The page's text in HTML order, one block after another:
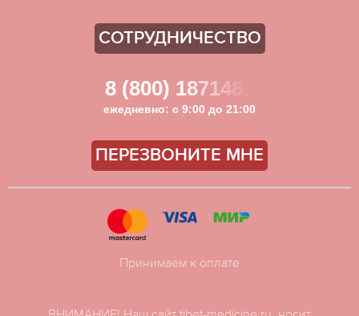
СОТРУДНИЧЕСТВО
8 (800) 1871481
ежедневно: с 9:00 до 21:00
ПЕРЕЗВОНИТЕ МНЕ
Принимаем к оплате